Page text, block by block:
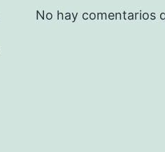
No hay comentarios